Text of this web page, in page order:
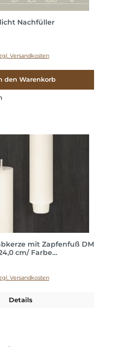
Nachfüller
Versandkosten
den Warenkorb
mit Zapfenfuß DM
cm/ Farbe
Versandkosten
Details